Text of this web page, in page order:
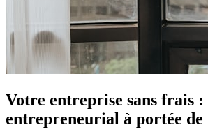
Votre entreprise sans frais
entrepreneurial à portée de